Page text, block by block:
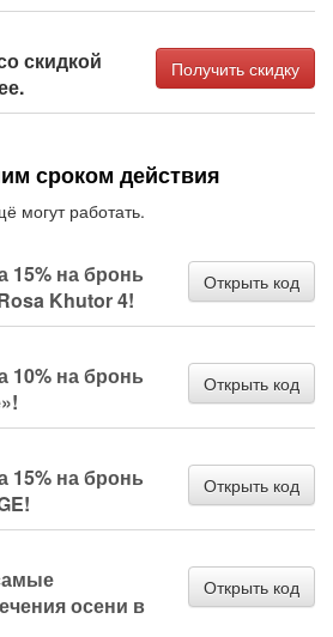
скидкой
Получить скидку
сроком действия
могут работать.
15% на бронь
Khutor 4!
Открыть код
10% на бронь
Открыть код
15% на бронь
Открыть код
осени в
Открыть код